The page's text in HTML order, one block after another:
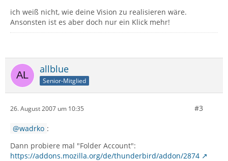
ich weiß nicht, wie deine Vision zu realisieren wäre.
Ansonsten ist es aber doch nur ein Klick mehr!
allblue
Senior-Mitglied
26. August 2007 um 10:35 #3
wadrko :
Dann probiere mal "Folder Account":
https://addons.mozilla.org/de/thunderbird/addon/2874